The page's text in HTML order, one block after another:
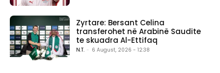
Zyrtare: Bersant Celina
transferohet në Arabinë Saudite
te skuadra Al-Ettifaq
N.T. - 6 August, 2026 - 12:38